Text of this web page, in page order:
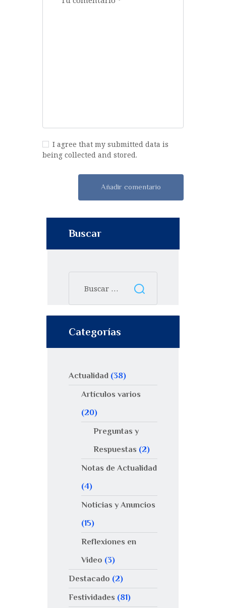
I agree that my submitted data is
being collected and stored.
Buscar
Categorías
Actualidad (38)
Artículos varios
(20)
Preguntas y
Respuestas (2)
Notas de Actualidad
(4)
Noticias y Anuncios
(15)
Reflexiones en
Video (3)
Destacado (2)
Festividades (81)